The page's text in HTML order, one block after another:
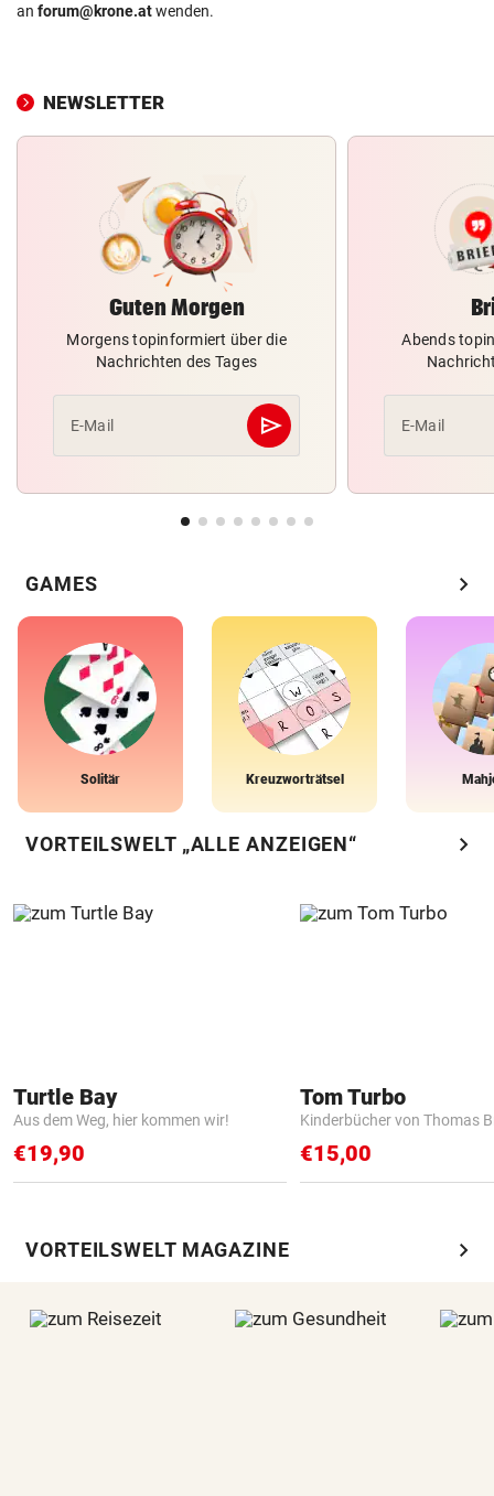
an forum@krone.atwenden.
NEWSLETTER
Guten Morgen
Morgens topinformiert über die
Nachrichten des Tages
E-Mail send
Abschicken
Abends
E-Mail
GAMES chevron_right
Solitär Kreuzworträtsel
VORTEILSWELT „ALLE ANZEIGEN“ chevron_right
Turtle Bay
Aus dem Weg, hier kommen wir!
€19,90
Tom Turbo
Kinderbücher von Thomas
€15,00
VORTEILSWELT MAGAZINE chevron_right